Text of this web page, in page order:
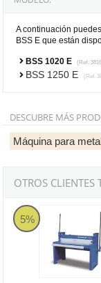
A continuación
BSS E que están
BSS 1020 E (Ref.
BSS 1250 E (Ref.
DESCUBRE MÁS
Máquina para
OTROS
5%
Cizalla manual